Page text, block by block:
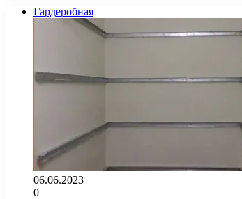
Гардеробная
06.06.2023
0